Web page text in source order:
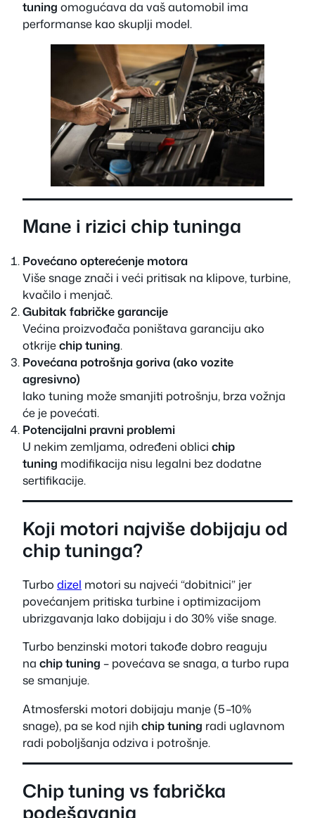
tuning omogućava da vaš automobil ima
performanse kao skuplji model.
Mane i rizici chip tuninga
Povećano opterećenje motora
Više snage znači i veći pritisak na klipove, turbine,
kvačilo i menjač.
Gubitak fabričke garancije
Većina proizvođača poništava garanciju ako
otkrijechip tuning.
Povećana potrošnja goriva (ako vozite
agresivno)
Iako tuning može smanjiti potrošnju, brza vožnja
će je povećati.
Potencijalni pravni problemi
U nekim zemljama, određeni oblici chip
tuning modifikacija nisu legalni bez dodatne
sertifikacije.
Koji motori najviše dobijaju od
chip tuninga?
Turbo dizel motori su najveći “dobitnici” jer
povećanjem pritiska turbine i optimizacijom
ubrizgavanja lako dobijaju i do 30% više snage.
Turbo benzinski motori takođe dobro reaguju
na chip tuning – povećava se snaga, a turbo rupa
se smanjuje.
Atmosferski motori dobijaju manje (5–10%
snage), pa se kod njih chip tuning radi uglavnom
radi poboljšanja odziva i potrošnje.
Chip tuning vs fabrička
podešavanja